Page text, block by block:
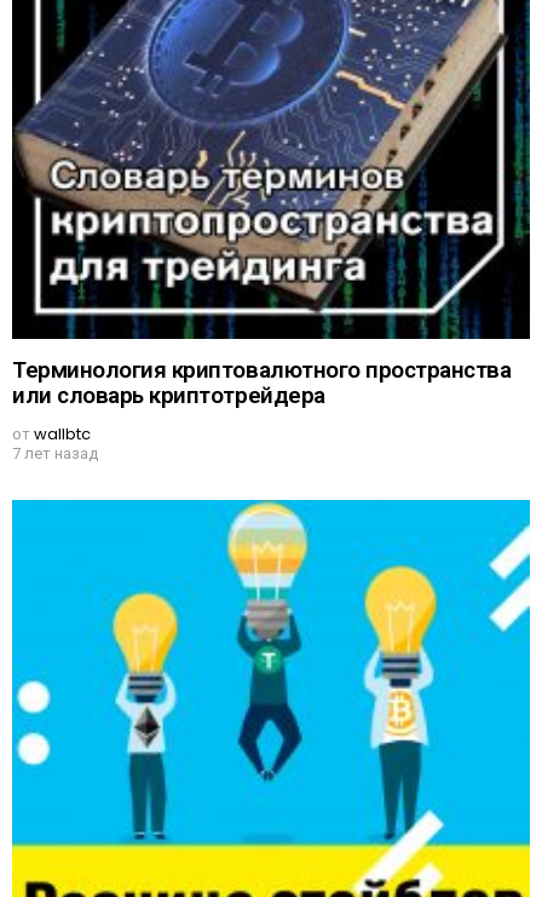
Терминология криптовалютного пространства
или словарь криптотрейдера
отwallbtc
7 лет назад